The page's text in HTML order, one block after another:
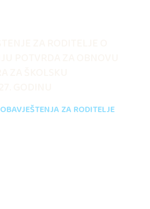
OBAVJEŠTENJA ZA RODITELJE